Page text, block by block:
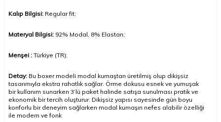
Kalıp Bilgisi: Regular fit;
Materyal Bilgisi: 92% Modal, 8% Elastan;
Menşei : Türkiye (TR);
Detay: Bu boxer modeli modal kumaştan üretilmiş olup dikişsiz
tasarımıyla ekstra rahatlık sağlar. Örme dokusu esnek ve yumuşak
bir kullanım sunarken 3’lü paket halinde satışa sunulması pratik ve
ekonomik bir tercih oluşturur. Dikişsiz yapısı sayesinde gün boyu
konforlu bir deneyim sağlarken modal kumaşın nefes alabilir özelliği
ile modern ve fonk